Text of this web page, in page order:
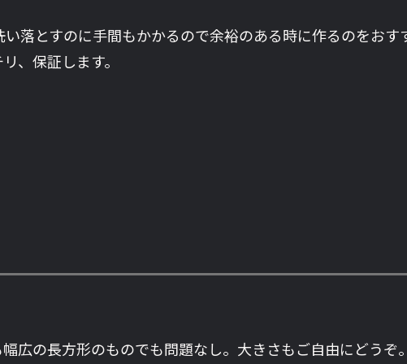
落とすのに手間もかかるので余裕のある時に作るのをおす
、保証します。
広の長方形のものでも問題なし。大きさもご自由にどうぞ